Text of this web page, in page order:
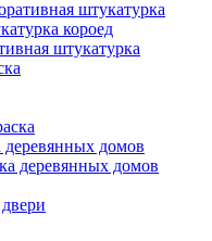
штукатурка
короед
штукатурка
домов
деревянных домов